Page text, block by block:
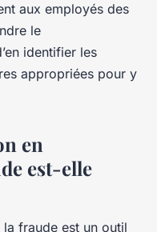
aux employés des
le
identifier les
appropriées pour y
en
est-elle
fraude est un outil